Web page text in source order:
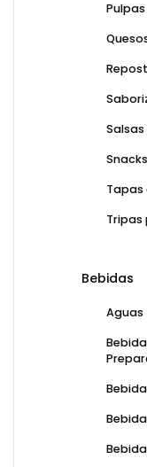
Snacks
Tapas
Tripas
Bebidas
Aguas